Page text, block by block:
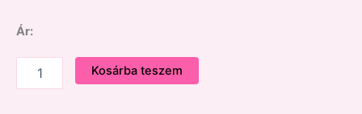
Ár:
Kosárba teszem